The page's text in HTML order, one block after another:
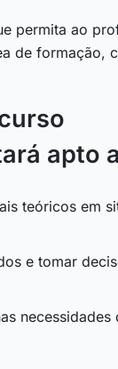
permita ao
de formação,
apto
teóricos em
e tomar
necessidades